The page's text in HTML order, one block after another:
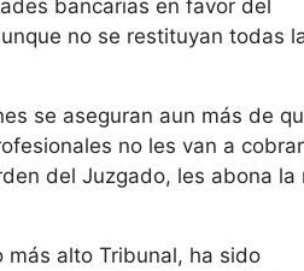
bancarias en favor del
no se restituyan todas
se aseguran aun más de
no les van a cobrar
del Juzgado, les abona la
alto Tribunal, ha sido